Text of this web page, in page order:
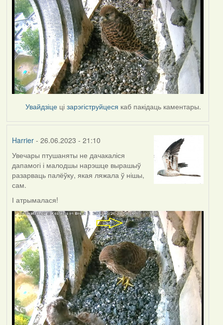
Увайдзіце цізарэгіструйцеся каб пакідаць каментары.
Harrier- 26.06.2023 - 21:10
Увечары птушаняты не дачакаліся
дапамогі і малодшы нарэшце вырашыў
разарваць палёўку, якая ляжала ў нішы,
сам.
І атрымалася!